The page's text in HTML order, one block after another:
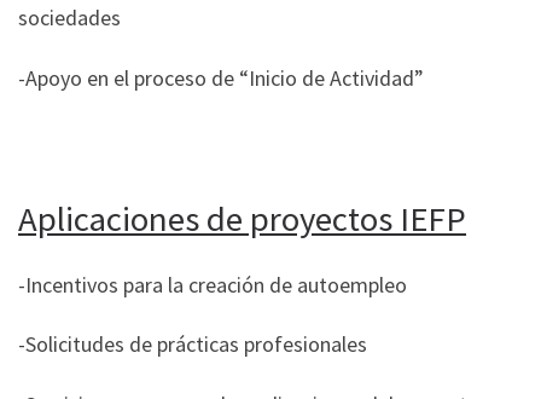
sociedades
-Apoyo en el proceso de “Inicio de Actividad”
Aplicaciones de proyectos IEFP
-Incentivos para la creación de autoempleo
-Solicitudes de prácticas profesionales